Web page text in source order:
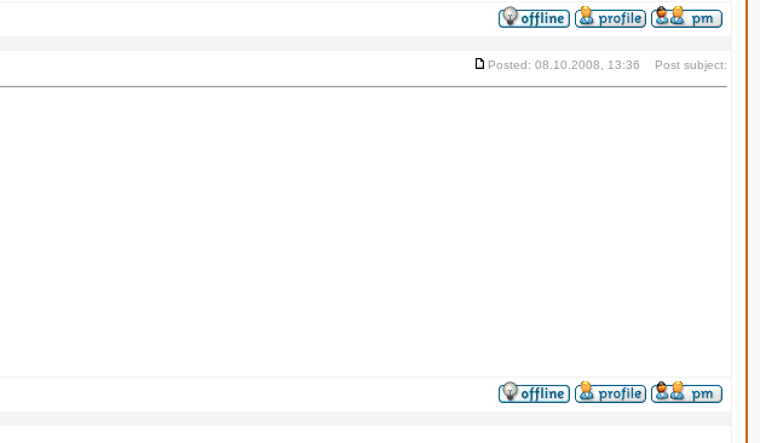
Posted: 08.10.2008, 13:36 Post subject: